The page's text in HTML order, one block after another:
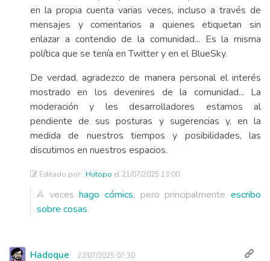
en la propia cuenta varias veces, incluso a través de
mensajes y comentarios a quienes etiquetan sin
enlazar a contendio de la comunidad... Es la misma
política que se tenía en Twitter y en el BlueSky.
De verdad, agradezco de manera personal el interés
mostrado en los devenires de la comunidad... La
moderación y les desarrolladores estamos al
pendiente de sus posturas y sugerencias y, en la
medida de nuestros tiempos y posibilidades, las
discutimos en nuestros espacios.
Editado por: Hutopo el 21/07/2025 13:00
A veceshago cómics, pero principalmenteescribo
sobre cosas.
Hadoque 22/07/2025 07:30